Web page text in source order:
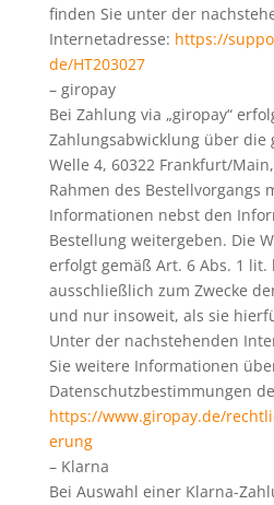
finden Sie unter der
Internetadresse: https://
de/HT203027
– giropay
Bei Zahlung via „giropay“
Zahlungsabwicklung über die
Welle 4, 60322 Frankfurt/
Rahmen des Bestellvorgangs
Informationen nebst den
Bestellung weitergeben. Die
erfolgt gemäß Art. 6 Abs. 1 lit.
ausschließlich zum Zwecke
und nur insoweit, als sie
Unter der nachstehenden
Sie weitere Informationen
Datenschutzbestimmungen
https://www.giropay.de/
erung
– Klarna
Bei Auswahl einer Klarna-